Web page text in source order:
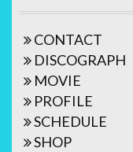
CONTACT
DISCOGRAPH
MOVIE
PROFILE
SCHEDULE
SHOP